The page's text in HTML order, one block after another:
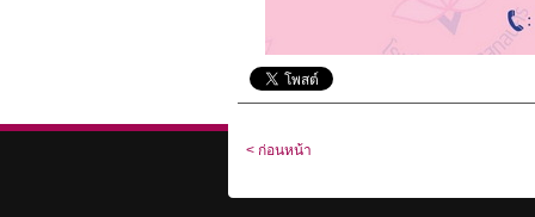
< ก่อนหน้า